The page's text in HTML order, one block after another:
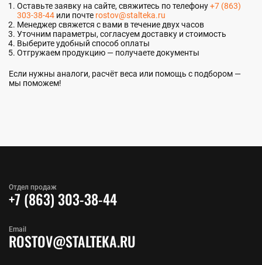
Оставьте заявку на сайте, свяжитесь по телефону+7 (863)
303-38-44 или почте rostov@stalteka.ru
Менеджер свяжется с вами в течение двух часов
Уточним параметры, согласуем доставку и стоимость
Выберите удобный способ оплаты
Отгружаем продукцию — получаете документы
Если нужны аналоги, расчёт веса или помощь с подбором —
мы поможем!
Отдел продаж
+7 (863) 303-38-44
Email
ROSTOV@STALTEKA.RU